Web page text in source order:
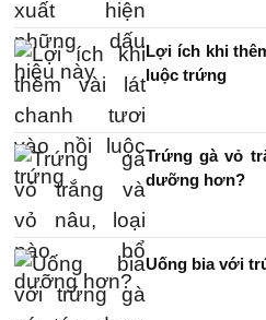
Lợi ích khi
luộc trứng
Trứng gà vỏ
dưỡng hơn?
Uống bia với